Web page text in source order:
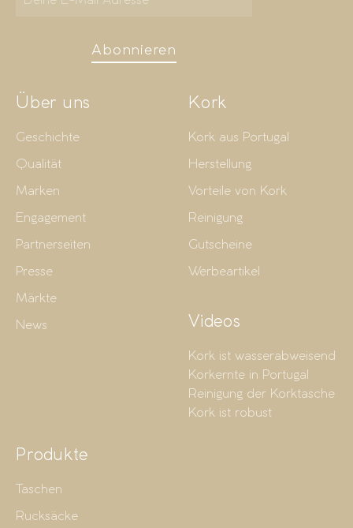
Abonnieren
Über uns
Geschichte
Qualität
Marken
Engagement
Partnerseiten
Presse
Märkte
News
Kork
Kork aus Portugal
Herstellung
Vorteile von Kork
Reinigung
Gutscheine
Werbeartikel
Videos
Kork ist wasserabweisend
Korkernte in Portugal
Reinigung der Korktasche
Kork ist robust
Produkte
Taschen
Rucksäcke